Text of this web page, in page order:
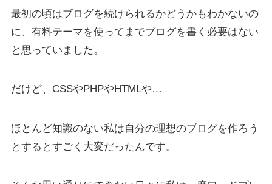
最初の頃はブログを続けられるかどうかもわかないの
に、有料テーマを使ってまでブログを書く必要はない
と思っていました。
だけど、CSSやPHPやHTMLや…
ほとんど知識のない私は自分の理想のブログを作ろう
とするとすごく大変だったんです。